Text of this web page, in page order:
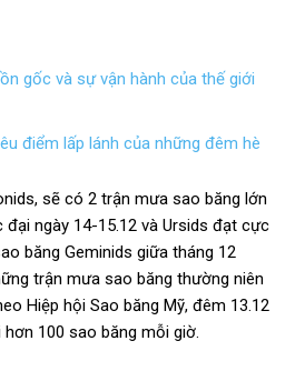
gốc và sự vận hành của thế giới
điểm lấp lánh của những đêm hè
sẽ có 2 trận mưa sao băng lớn
ngày 14-15.12 và Ursids đạt cực
băng Geminids giữa tháng 12
trận mưa sao băng thường niên
Hiệp hội Sao băng Mỹ, đêm 13.12
100 sao băng mỗi giờ.